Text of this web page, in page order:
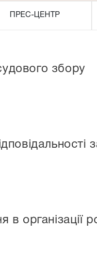
ПРЕС-ЦЕНТР
збору
в організації